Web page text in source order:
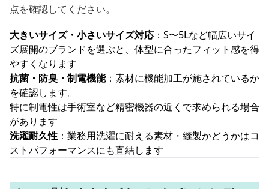
点を確認してください。
大きいサイズ・小さいサイズ対応 ：S〜5Lなど幅広いサイ
ズ展開のブランドを選ぶと、体型に合ったフィット感を得
やすくなります
抗菌・防臭・制電機能：素材に機能加工が施されているか
を確認します。
特に制電性は手術室など精密機器の近くで求められる場合
があります
洗濯耐久性 ：業務用洗濯に耐える素材・縫製かどうかはコ
ストパフォーマンスにも直結します